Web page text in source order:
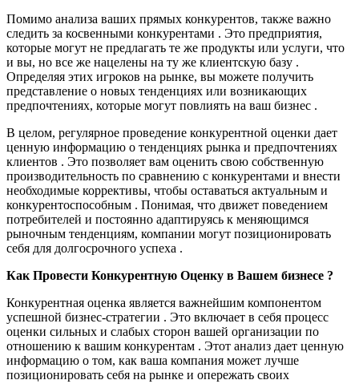
Помимо анализа ваших прямых конкурентов, также важно
следить за косвенными конкурентами . Это предприятия,
которые могут не предлагать те же продукты или услуги, что
и вы, но все же нацелены на ту же клиентскую базу .
Определяя этих игроков на рынке, вы можете получить
представление о новых тенденциях или возникающих
предпочтениях, которые могут повлиять на ваш бизнес .
В целом, регулярное проведение конкурентной оценки дает
ценную информацию о тенденциях рынка и предпочтениях
клиентов . Это позволяет вам оценить свою собственную
производительность по сравнению с конкурентами и внести
необходимые коррективы, чтобы оставаться актуальным и
конкурентоспособным . Понимая, что движет поведением
потребителей и постоянно адаптируясь к меняющимся
рыночным тенденциям, компании могут позиционировать
себя для долгосрочного успеха .
Как Провести Конкурентную Оценку в Вашем бизнесе ?
Конкурентная оценка является важнейшим компонентом
успешной бизнес-стратегии . Это включает в себя процесс
оценки сильных и слабых сторон вашей организации по
отношению к вашим конкурентам . Этот анализ дает ценную
информацию о том, как ваша компания может лучше
позиционировать себя на рынке и опережать своих